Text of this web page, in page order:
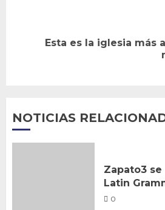
SiguienteEsta es la iglesia más
NOTICIAS
Zapato3
Latin
0